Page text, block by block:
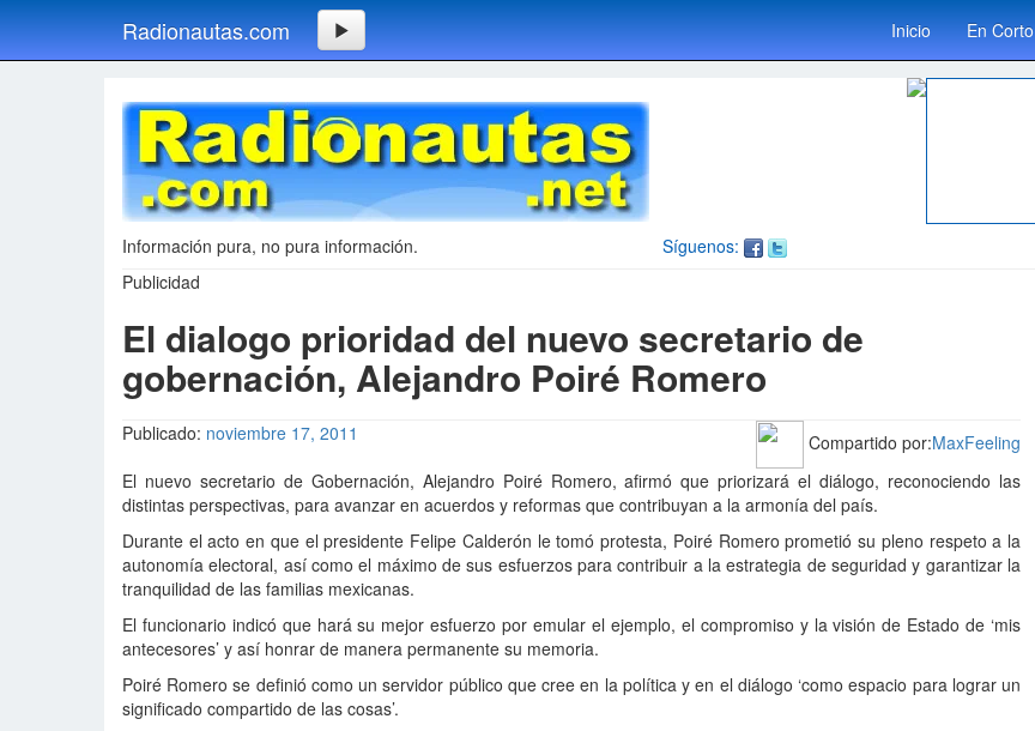
Radionautas.com Inicio En Corto
Síguenos:
Información pura, no pura información.
Publicidad
El dialogo prioridad del nuevo secretario de
gobernación, Alejandro Poiré Romero
Publicado: noviembre 17, 2011 Compartido por:MaxFeeling
El nuevo secretario de Gobernación, Alejandro Poiré Romero, afirmó que priorizará el diálogo, reconociendo las
distintas perspectivas, para avanzar en acuerdos y reformas que contribuyan a la armonía del país.
Durante el acto en que el presidente Felipe Calderón le tomó protesta, Poiré Romero prometió su pleno respeto a la
autonomía electoral, así como el máximo de sus esfuerzos para contribuir a la estrategia de seguridad y garantizar la
tranquilidad de las familias mexicanas.
El funcionario indicó que hará su mejor esfuerzo por emular el ejemplo, el compromiso y la visión de Estado de ‘mis
antecesores’ y así honrar de manera permanente su memoria.
Poiré Romero se definió como un servidor público que cree en la política y en el diálogo ‘como espacio para lograr un
significado compartido de las cosas’.